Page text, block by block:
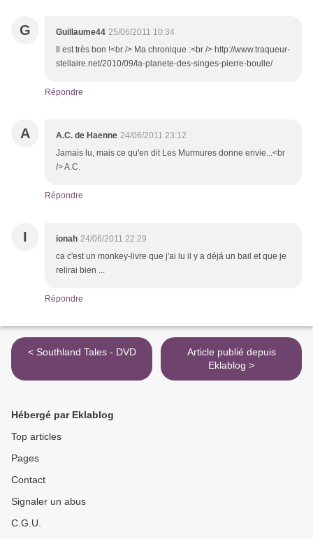
G Guillaume44 25/06/2011 10:34
Il est très bon !<br /> Ma chronique :<br /> http://www.traqueur-
stellaire.net/2010/09/la-planete-des-singes-pierre-boulle/
Répondre
A A.C. de Haenne 24/06/2011 23:12
Jamais lu, mais ce qu'en dit Les Murmures donne envie...<br
/> A.C.
Répondre
I ionah 24/06/2011 22:29
ca c'est un monkey-livre que j'ai lu il y a déjá un bail et que je
relirai bien ...
Répondre
< Southland Tales - DVD
Article publié depuis
Eklablog >
Hébergé par Eklablog
Top articles
Pages
Contact
Signaler un abus
C.G.U.